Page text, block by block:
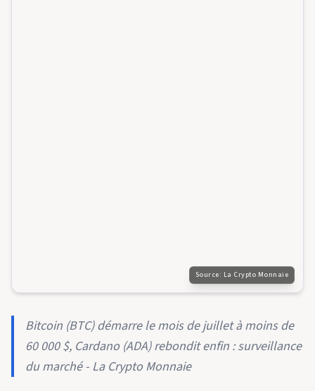
Source: La Crypto Monnaie
Bitcoin (BTC) démarre le mois de juillet à moins de
60 000 $, Cardano (ADA) rebondit enfin : surveillance
du marché - La Crypto Monnaie